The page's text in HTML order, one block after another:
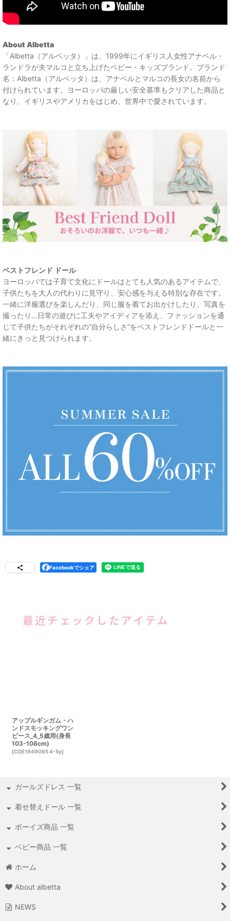
About Albetta
「Albetta（アルベッタ）」は、1999年にイギリス人女性アナベル・
ランドラが夫マルコと立ち上げたベビー・キッズブランド。ブランド
名：Albetta（アルベッタ）は、アナベルとマルコの長女の名前から
付けられています。ヨーロッパの厳しい安全基準もクリアした商品と
なり、イギリスやアメリカをはじめ、世界中で愛されています。
ベストフレンド ドール
ヨーロッパでは子育て文化にドールはとても人気のあるアイテムで、
子供たちを大人の代わりに見守り、安心感を与える特別な存在です。
一緒に洋服選びを楽しんだり、同じ服を着てお出かけしたり、写真を
撮ったり...日常の遊びに工夫やアイディアを添え、ファッションを通
じて子供たちがそれぞれの“自分らしさ”をベストフレンドドールと一
緒にきっと見つけられます。
Facebookでシェア
最近チェックしたアイテム
アップルギンガム・ハ
ンドスモッキングワン
ピース_4_5歳用(身長
103-108cm)
[CDE1949065 4-5y]
ガールズドレス 一覧
着せ替えドール 一覧
ボーイズ商品 一覧
ベビー商品 一覧
ホーム
About albetta
NEWS